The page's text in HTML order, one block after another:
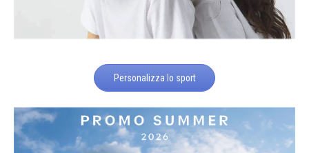
Personalizza lo sport